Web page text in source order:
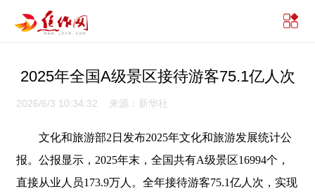
2025年全国A级景区接待游客75.1亿人次
2026/6/3 10:34:32 来源：新华社
文化和旅游部2日发布2025年文化和旅游发展统计公
报。公报显示，2025年末，全国共有A级景区16994个，
直接从业人员173.9万人。全年接待游客75.1亿人次，实现